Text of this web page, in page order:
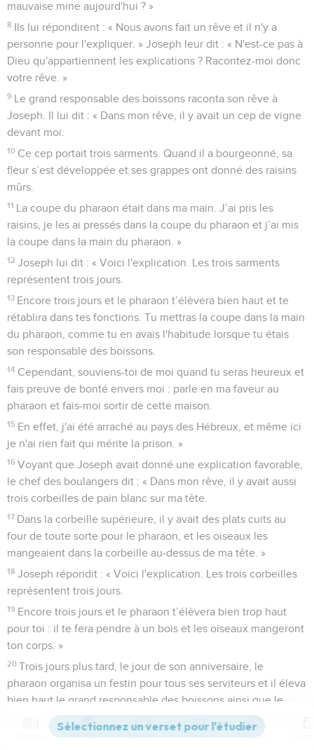
Versions Commentaires Strong
mauvaise mine aujourd'hui ? »
8
Ils lui répondirent : « Nous avons fait un rêve et il n'y a
personne pour l'expliquer. » Joseph leur dit : « N'est-ce pas à
Dieu qu'appartiennent les explications ? Racontez-moi donc
votre rêve. »
9
Le grand responsable des boissons raconta son rêve à
Joseph. Il lui dit : « Dans mon rêve, il y avait un cep de vigne
devant moi.
10 Ce cep portait trois sarments. Quand il a bourgeonné, sa
fleur s’est développée et ses grappes ont donné des raisins
mûrs.
11
La coupe du pharaon était dans ma main. J’ai pris les
raisins, je les ai pressés dans la coupe du pharaon et j’ai mis
la coupe dans la main du pharaon. »
12 Joseph lui dit : « Voici l'explication. Les trois sarments
représentent trois jours.
13 Encore trois jours et le pharaon t’élèvera bien haut et te
rétablira dans tes fonctions. Tu mettras la coupe dans la main
du pharaon, comme tu en avais l'habitude lorsque tu étais
son responsable des boissons.
14 Cependant, souviens-toi de moi quand tu seras heureux et
fais preuve de bonté envers moi : parle en ma faveur au
pharaon et fais-moi sortir de cette maison.
15 En effet, j'ai été arraché au pays des Hébreux, et même ici
je n'ai rien fait qui mérite la prison. »
16 Voyant que Joseph avait donné une explication favorable,
le chef des boulangers dit : « Dans mon rêve, il y avait aussi
trois corbeilles de pain blanc sur ma tête.
17 Dans la corbeille supérieure, il y avait des plats cuits au
four de toute sorte pour le pharaon, et les oiseaux les
mangeaient dans la corbeille au-dessus de ma tête. »
18 Joseph répondit : « Voici l'explication. Les trois corbeilles
représentent trois jours.
19 Encore trois jours et le pharaon t’élèvera bien trop haut
pour toi : il te fera pendre à un bois et les oiseaux mangeront
ton corps. »
20 Trois jours plus tard, le jour de son anniversaire, le
pharaon organisa un festin pour tous ses serviteurs et il éleva
bien haut le grand responsable des boissons ainsi que le
chef des boulangers au milieu de ses serviteurs :
il rétablit le grand responsable des boissons dans ses